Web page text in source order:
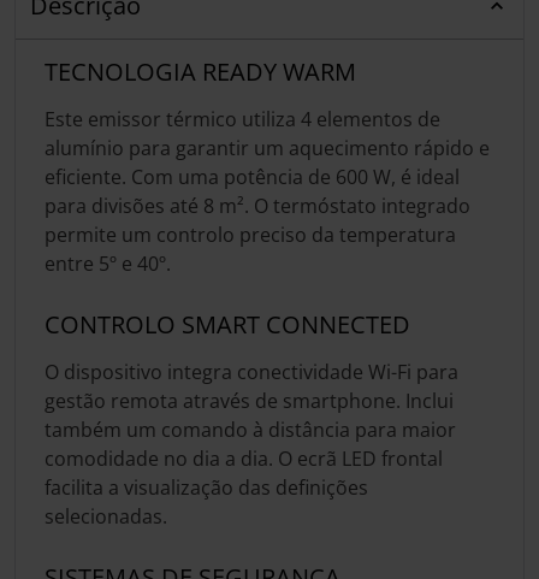
TECNOLOGIA READY WARM
Este emissor térmico utiliza 4 elementos de
alumínio para garantir um aquecimento rápido e
eficiente. Com uma potência de 600 W, é ideal
para divisões até 8 m². O termóstato integrado
permite um controlo preciso da temperatura
entre 5º e 40º.
CONTROLO SMART CONNECTED
O dispositivo integra conectividade Wi-Fi para
gestão remota através de smartphone. Inclui
também um comando à distância para maior
comodidade no dia a dia. O ecrã LED frontal
facilita a visualização das definições
selecionadas.